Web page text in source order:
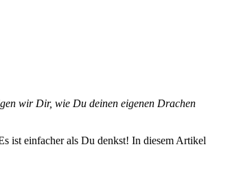
wir Dir, wie Du deinen eigenen Drachen
ist einfacher als Du denkst! In diesem Artikel